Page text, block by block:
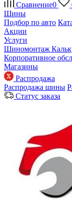
Сравнение0
Шины
Подбор по авто
Акции
Услуги
Шиномонтаж
Корпоративное
Магазины
Распродажа
Распродажа шины
Статус заказа